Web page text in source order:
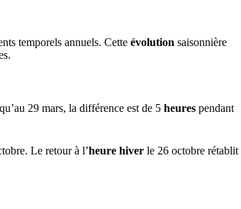
temporels annuels. Cette évolution saisonnière
29 mars, la différence est de 5 heures pendant
Le retour à l’heure hiver le 26 octobre rétablit